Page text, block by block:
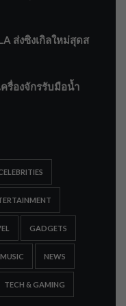
ส่งซิงเกิลใหม่สุดส
รื่องจักรรับมือน้ำ
GADGETS
MUSIC NEWS
TECH & GAMING